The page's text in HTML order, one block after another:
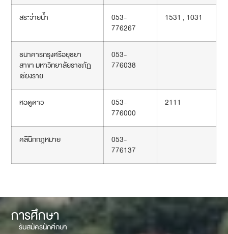
สระว่ายน้ำ
053-
776267
1531 , 1031
ธนาคารกรุงศรีอยุธยา
สาขา มหาวิทยาลัยราชภัฏ
เชียงราย
053-
776038
หอดูดาว
053-
776000
2111
คลีนิกกฎหมาย
053-
776137
การศึกษา
รับสมัครนักศึกษา